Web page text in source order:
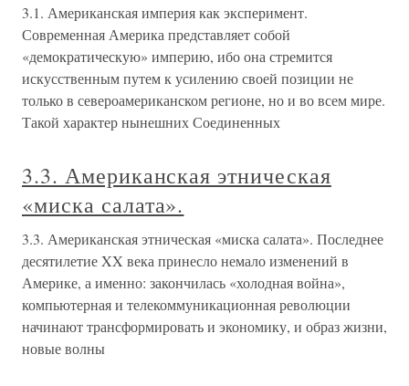
3.1. Американская империя как эксперимент.
Современная Америка представляет собой
«демократическую» империю, ибо она стремится
искусственным путем к усилению своей позиции не
только в североамериканском регионе, но и во всем мире.
Такой характер нынешних Соединенных
3.3. Американская этническая
«миска салата».
3.3. Американская этническая «миска салата». Последнее
десятилетие XX века принесло немало изменений в
Америке, а именно: закончилась «холодная война»,
компьютерная и телекоммуникационная революции
начинают трансформировать и экономику, и образ жизни,
новые волны